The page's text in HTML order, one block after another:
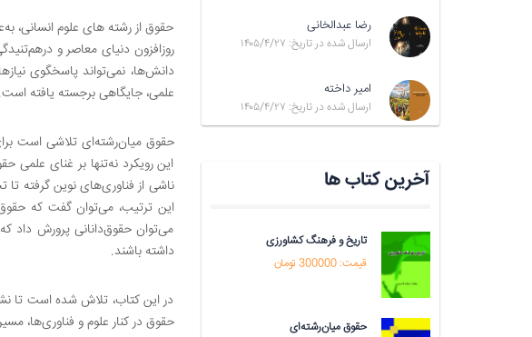
حقوق از رشته های علوم انسانی،
روزافزون دنیای معاصر و
دانش‌ها، نمی‌تواند پاسخگوی
علمی، جایگاهی برجسته یافته است.
حقوق میان‌رشته‌ای تلاشی است
این رویکرد نه‌تنها بر غنای
ناشی از فناوری‌های نوین گرفته
این ترتیب، می‌توان گفت که
می‌توان حقوق‌دانانی پرورش داد
داشته باشند.
در این کتاب، تلاش شده است تا
حقوق در کنار علوم و فناوری‌ها،
رضا عبدالخانی
ارسال شده در تاریخ: ۱۴۰۵/۴/۲۷
امیر داخته
ارسال شده در تاریخ: ۱۴۰۵/۴/۲۷
آخرین کتاب ها
تاریخ و فرهنگ کشاورزی
قیمت: 300000 تومان
حقوق میان‌رشته‌ای